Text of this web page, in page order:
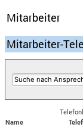
Mitarbeiter
Mitarbeiter-
Name